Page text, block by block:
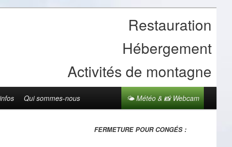
Restauration
Hébergement
Activités de montagne
Qui sommes-nous 🌤 Météo & 📸 Webcam
FERMETURE POUR CONGÉS :